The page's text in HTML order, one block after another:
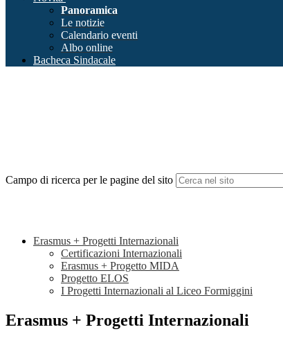
Panoramica
Le notizie
Calendario eventi
Albo online
Bacheca Sindacale
Campo di ricerca per le pagine del sito
Erasmus + Progetti Internazionali
Certificazioni Internazionali
Erasmus + Progetto MIDA
Progetto ELOS
I Progetti Internazionali al Liceo Formiggini
Erasmus + Progetti Internazionali